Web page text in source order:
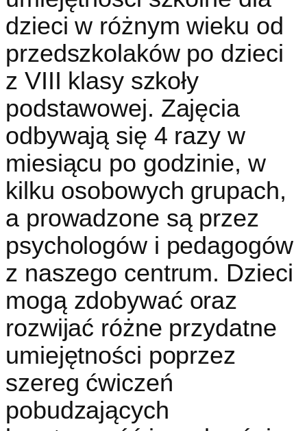
dzieci w różnym wieku od
przedszkolaków po dzieci
z VIII klasy szkoły
podstawowej. Zajęcia
odbywają się 4 razy w
miesiącu po godzinie, w
kilku osobowych grupach,
a prowadzone są przez
psychologów i pedagogów
z naszego centrum. Dzieci
mogą zdobywać oraz
rozwijać różne przydatne
umiejętności poprzez
szereg ćwiczeń
pobudzających